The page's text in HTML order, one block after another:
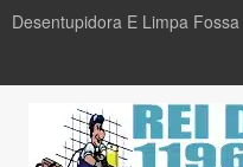
Desentupidora E Limpa Fossa